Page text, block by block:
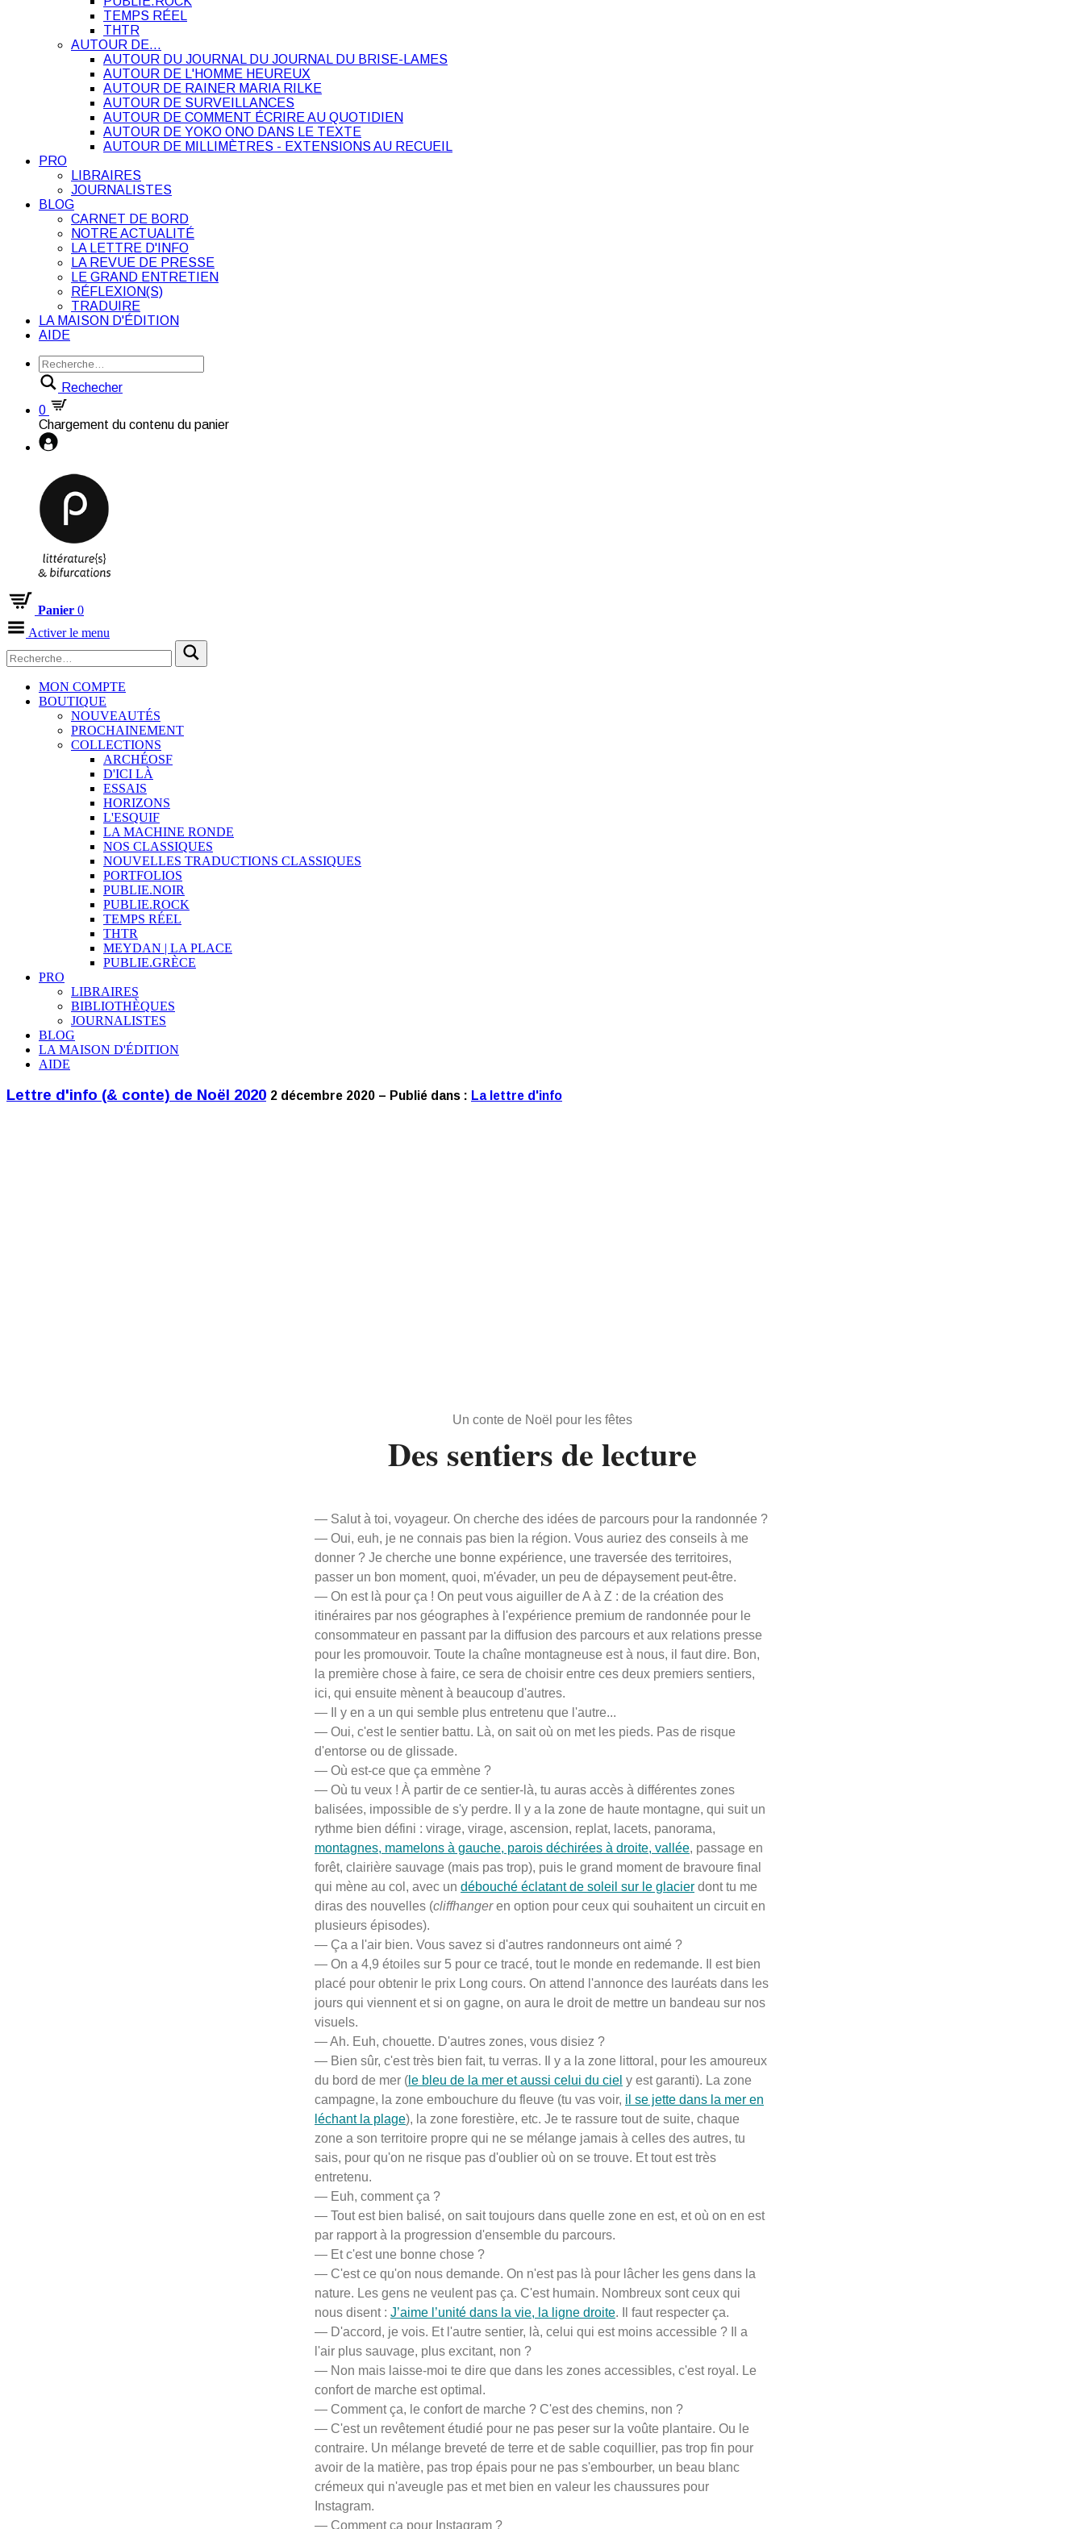
TEMPS RÉEL
THTR
AUTOUR DE…
AUTOUR DU JOURNAL DU JOURNAL DU BRISE-LAMES
AUTOUR DE L'HOMME HEUREUX
AUTOUR DE RAINER MARIA RILKE
AUTOUR DE SURVEILLANCES
AUTOUR DE COMMENT ÉCRIRE AU QUOTIDIEN
AUTOUR DE YOKO ONO DANS LE TEXTE
AUTOUR DE MILLIMÈTRES - EXTENSIONS AU RECUEIL
PRO
LIBRAIRES
JOURNALISTES
BLOG
CARNET DE BORD
NOTRE ACTUALITÉ
LA LETTRE D'INFO
LA REVUE DE PRESSE
LE GRAND ENTRETIEN
RÉFLEXION(S)
TRADUIRE
LA MAISON D'ÉDITION
AIDE
Rechecher
0
Chargement du contenu du panier
Panier 0
Activer le menu
MON COMPTE
BOUTIQUE
NOUVEAUTÉS
PROCHAINEMENT
COLLECTIONS
ARCHÉOSF
D'ICI LÀ
ESSAIS
HORIZONS
L'ESQUIF
LA MACHINE RONDE
NOS CLASSIQUES
NOUVELLES TRADUCTIONS CLASSIQUES
PORTFOLIOS
PUBLIE.NOIR
PUBLIE.ROCK
TEMPS RÉEL
THTR
MEYDAN | LA PLACE
PUBLIE.GRÈCE
PRO
LIBRAIRES
BIBLIOTHÈQUES
JOURNALISTES
BLOG
LA MAISON D'ÉDITION
AIDE
Lettre d'info (& conte) de Noël 2020 2 décembre 2020 – Publié dans : La lettre d'info
Un conte de Noël pour les fêtes
Des sentiers de lecture
— Salut à toi, voyageur. On cherche des idées de parcours pour la randonnée ?
— Oui, euh, je ne connais pas bien la région. Vous auriez des conseils à me
donner ? Je cherche une bonne expérience, une traversée des territoires,
passer un bon moment, quoi, m'évader, un peu de dépaysement peut-être.
— On est là pour ça ! On peut vous aiguiller de A à Z : de la création des
itinéraires par nos géographes à l'expérience premium de randonnée pour le
consommateur en passant par la diffusion des parcours et aux relations presse
pour les promouvoir. Toute la chaîne montagneuse est à nous, il faut dire. Bon,
la première chose à faire, ce sera de choisir entre ces deux premiers sentiers,
ici, qui ensuite mènent à beaucoup d'autres.
— Il y en a un qui semble plus entretenu que l'autre...
— Oui, c'est le sentier battu. Là, on sait où on met les pieds. Pas de risque
d'entorse ou de glissade.
— Où est-ce que ça emmène ?
— Où tu veux ! À partir de ce sentier-là, tu auras accès à différentes zones
balisées, impossible de s'y perdre. Il y a la zone de haute montagne, qui suit un
rythme bien défini : virage, virage, ascension, replat, lacets, panorama,
montagnes, mamelons à gauche, parois déchirées à droite, vallée, passage en
forêt, clairière sauvage (mais pas trop), puis le grand moment de bravoure final
qui mène au col, avec un débouché éclatant de soleil sur le glacier dont tu me
diras des nouvelles (cliffhangeren option pour ceux qui souhaitent un circuit en
plusieurs épisodes).
— Ça a l'air bien. Vous savez si d'autres randonneurs ont aimé ?
— On a 4,9 étoiles sur 5 pour ce tracé, tout le monde en redemande. Il est bien
placé pour obtenir le prix Long cours. On attend l'annonce des lauréats dans les
jours qui viennent et si on gagne, on aura le droit de mettre un bandeau sur nos
visuels.
— Ah. Euh, chouette. D'autres zones, vous disiez ?
— Bien sûr, c'est très bien fait, tu verras. Il y a la zone littoral, pour les amoureux
du bord de mer ( le bleu de la mer et aussi celui du ciel y est garanti). La zone
campagne, la zone embouchure du fleuve (tu vas voir, il se jette dans la mer en
léchant la plage), la zone forestière, etc. Je te rassure tout de suite, chaque
zone a son territoire propre qui ne se mélange jamais à celles des autres, tu
sais, pour qu'on ne risque pas d'oublier où on se trouve. Et tout est très
entretenu.
— Euh, comment ça ?
— Tout est bien balisé, on sait toujours dans quelle zone en est, et où on en est
par rapport à la progression d'ensemble du parcours.
— Et c'est une bonne chose ?
— C'est ce qu'on nous demande. On n'est pas là pour lâcher les gens dans la
nature. Les gens ne veulent pas ça. C'est humain. Nombreux sont ceux qui
nous disent : J’aime l’unité dans la vie, la ligne droite. Il faut respecter ça.
— D'accord, je vois. Et l'autre sentier, là, celui qui est moins accessible ? Il a
l'air plus sauvage, plus excitant, non ?
— Non mais laisse-moi te dire que dans les zones accessibles, c'est royal. Le
confort de marche est optimal.
— Comment ça, le confort de marche ? C'est des chemins, non ?
— C'est un revêtement étudié pour ne pas peser sur la voûte plantaire. Ou le
contraire. Un mélange breveté de terre et de sable coquillier, pas trop fin pour
avoir de la matière, pas trop épais pour ne pas s'embourber, un beau blanc
crémeux qui n'aveugle pas et met bien en valeur les chaussures pour
Instagram.
— Comment ça pour Instagram ?